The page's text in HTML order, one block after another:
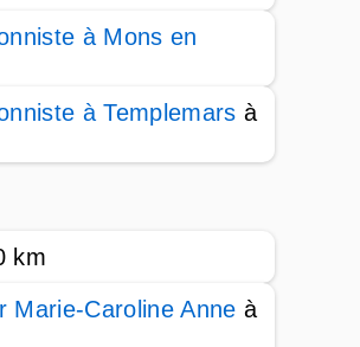
à Mons en
à Templemars à
km
Marie-Caroline Anne à